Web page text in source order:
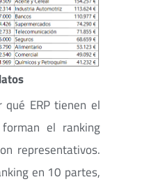
ERP tienen el
el ranking
representativos.
en 10 partes,